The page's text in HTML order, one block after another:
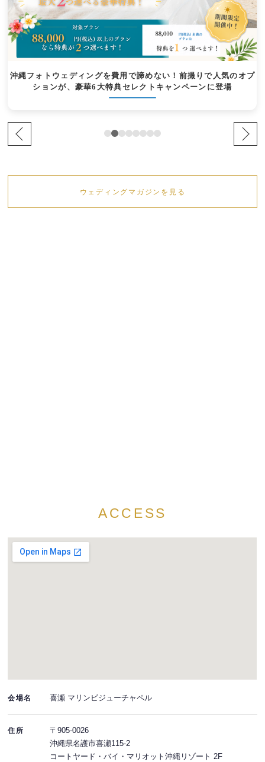
沖縄フォトウェディングを費用で諦めない！前撮りで人気のオプ
ションが、豪華6大特典セレクトキャンペーンに登場
ウェディングマガジンを見る
ACCESS
会場名 喜瀬 マリンビジューチャペル
住所
〒905-0026
沖縄県名護市喜瀬115-2
コートヤード・バイ・マリオット沖縄リゾート 2F